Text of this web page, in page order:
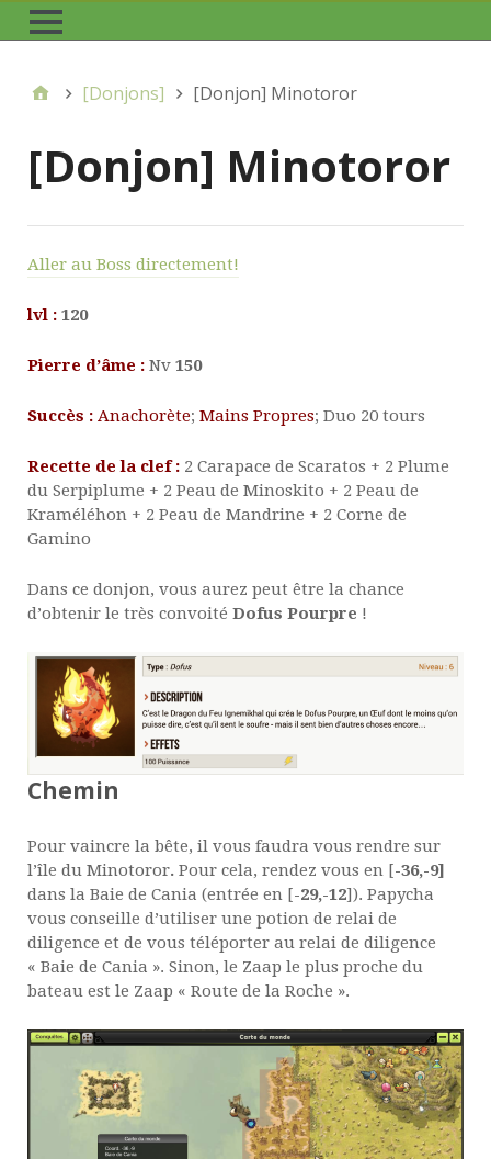
[Donjons] [Donjon] Minotoror
[Donjon] Minotoror
Aller au Boss directement!
lvl : 120
Pierre d’âme : Nv 150
Succès : Anachorète; Mains Propres; Duo 20 tours
Recette de la clef : 2 Carapace de Scaratos + 2 Plume
du Serpiplume + 2 Peau de Minoskito + 2 Peau de
Kraméléhon + 2 Peau de Mandrine + 2 Corne de
Gamino
Dans ce donjon, vous aurez peut être la chance
d’obtenir le très convoité Dofus Pourpre !
Chemin
Pour vaincre la bête, il vous faudra vous rendre sur
l’île du Minotoror. Pour cela, rendez vous en [-36,-9]
dans la Baie de Cania (entrée en [-29,-12]). Papycha
vous conseille d’utiliser une potion de relai de
diligence et de vous téléporter au relai de diligence
« Baie de Cania ». Sinon, le Zaap le plus proche du
bateau est le Zaap « Route de la Roche ».